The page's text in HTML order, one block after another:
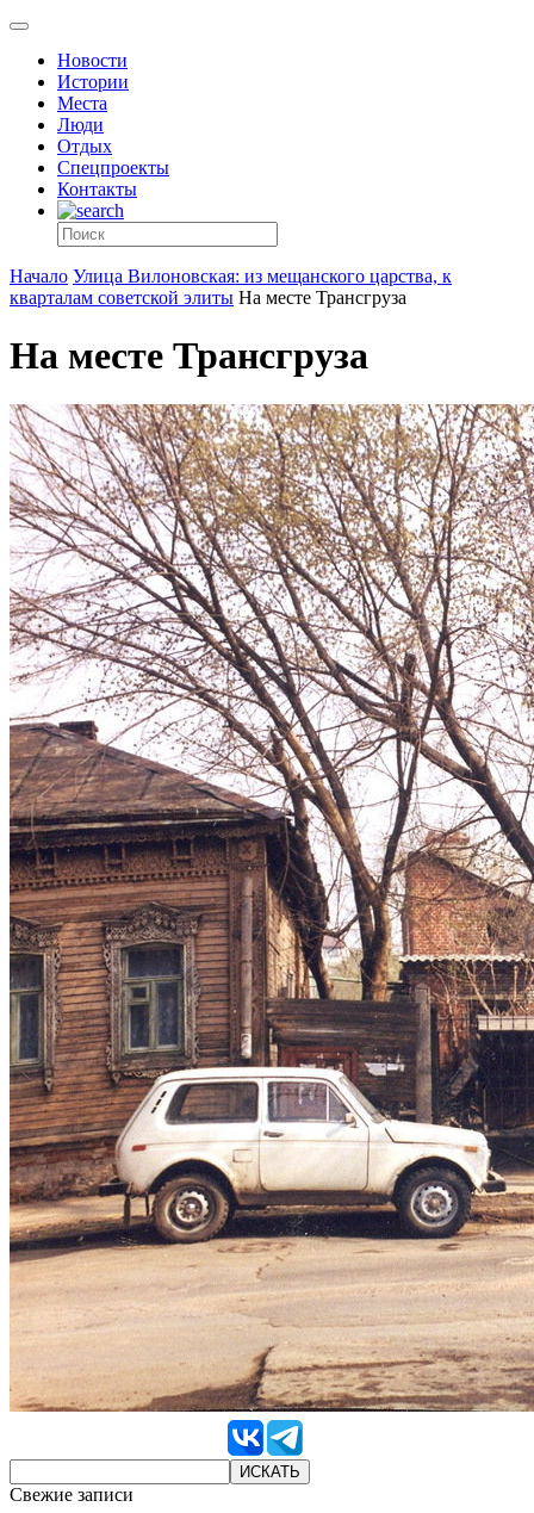
Новости
Истории
Места
Люди
Отдых
Спецпроекты
Контакты
Начало Улица Вилоновская: из мещанского царства, к
кварталам советской элиты На месте Трансгруза
На месте Трансгруза
Свежие записи